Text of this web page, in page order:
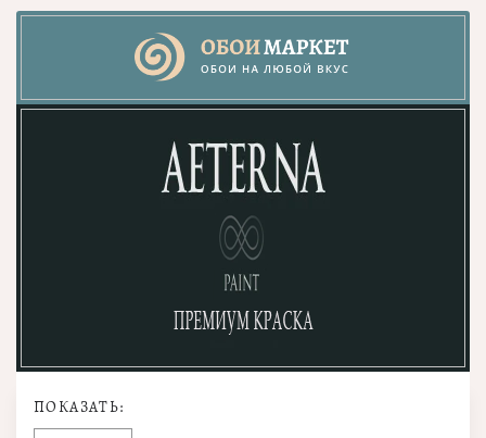
ПОКАЗАТЬ: